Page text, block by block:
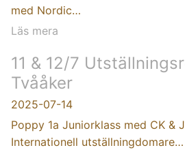
med Nordic…
Läs mera
11 & 12/7
Tvååker
2025-07-14
Poppy 1a Juniorklass med CK &
Internationell utställningdomare…